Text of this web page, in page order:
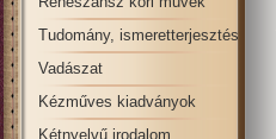
Tudomány, ismeretterjesztés
Vadászat
Kézműves kiadványok
Kétnyelvű irodalom